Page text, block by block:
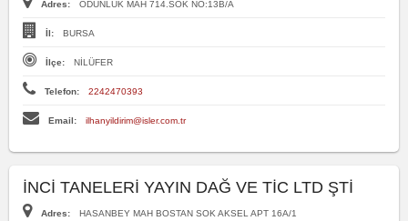
Adres: ODUNLUK MAH 714.SOK NO:13B/A
İl: BURSA
İlçe: NİLÜFER
Telefon: 2242470393
Email: ilhanyildirim@isler.com.tr
İNCİ TANELERİ YAYIN DAĞ VE TİC LTD ŞTİ
Adres: HASANBEY MAH BOSTAN SOK AKSEL APT 16A/1